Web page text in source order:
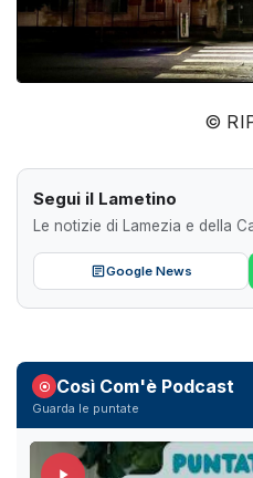
©
Segui il Lametino
Le notizie di Lamezia e della
Google News
Così Com'è Podcast
Guarda le puntate